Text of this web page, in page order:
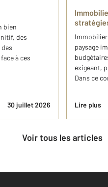
bien
des
à ces
30 juillet 2026
Immobilier
paysage
exigeant,
Dans ce
Lire plus
Voir tous les articles